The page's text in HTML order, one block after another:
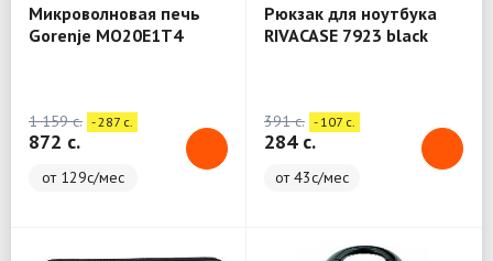
Микроволновая печь
Gorenje MO20E1T4
1 159 c. - 287 c.
872 c.
от 129с/мес
Рюкзак для ноутбука
RIVACASE 7923 black
391 c. - 107 c.
284 c.
от 43с/мес